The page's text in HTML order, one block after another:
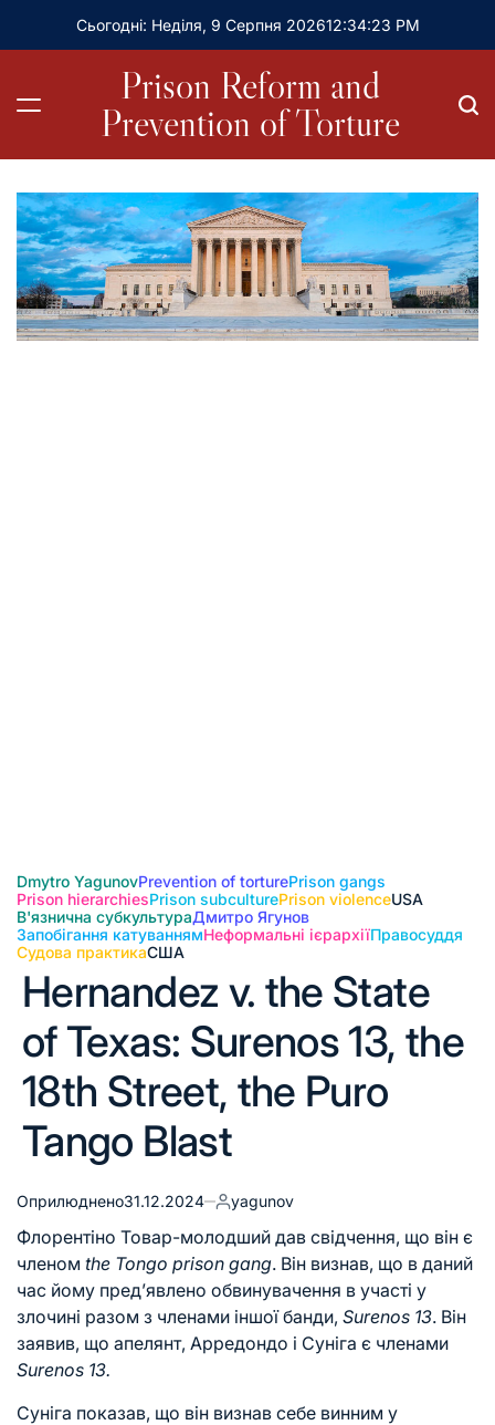
Сьогодні: Неділя, 9 Серпня 202612:34:25 PM
Prison Reform and
Prevention of Torture
Dmytro YagunovPrevention of torturePrison gangs
Prison hierarchiesPrison subculturePrison violenceUSA
В'язнична субкультураДмитро Ягунов
Запобігання катуваннямНеформальні ієрархіїПравосуддя
Судова практикаСША
Hernandez v. the State
of Texas: Surenos 13, the
18th Street, the Puro
Tango Blast
Оприлюднено31.12.2024 yagunov
Флорентіно Товар-молодший дав свідчення, що він є
членом the Tongo prison gang. Він визнав, що в даний
час йому пред’явлено обвинувачення в участі у
злочині разом з членами іншої банди, Surenos 13. Він
заявив, що апелянт, Арредондо і Суніга є членами
Surenos 13.
Суніга показав, що він визнав себе винним у